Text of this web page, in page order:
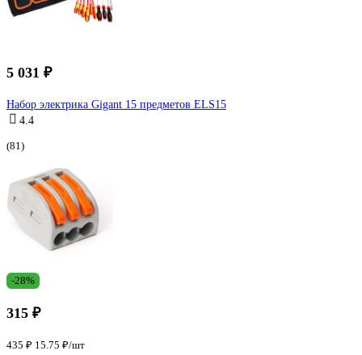
5 031 ₽
Набор электрика Gigant 15 предметов ELS15
4.4
(81)
-28%
315 ₽
435 ₽ 15.75 ₽/шт